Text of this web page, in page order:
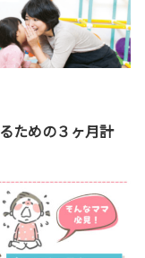
ための３ヶ月計